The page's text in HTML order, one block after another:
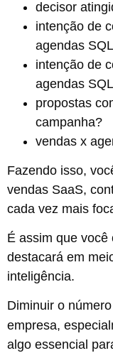
decisor
intenção de
agendas
intenção de
agendas
propostas
campanha?
vendas x
Fazendo isso,
vendas SaaS,
cada vez mais
É assim que
destacará em
inteligência.
Diminuir o
empresa,
algo essencial